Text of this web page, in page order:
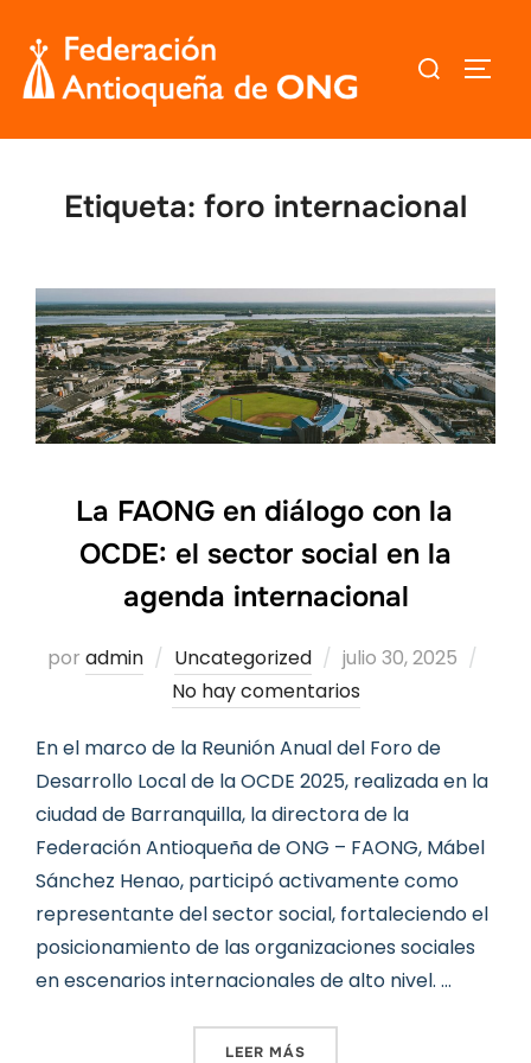
contenido
Buscar:
Etiqueta: foro internacional
La FAONG en diálogo con la
OCDE: el sector social en la
agenda internacional
por admin Uncategorized
Publicado
el
julio 30, 2025
No hay comentarios
En el marco de la Reunión Anual del Foro de
Desarrollo Local de la OCDE 2025, realizada en la
ciudad de Barranquilla, la directora de la
Federación Antioqueña de ONG – FAONG, Mábel
Sánchez Henao, participó activamente como
representante del sector social, fortaleciendo el
posicionamiento de las organizaciones sociales
en escenarios internacionales de alto nivel. …
LEER MÁS